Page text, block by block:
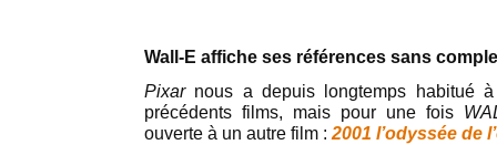
Wall-E affiche ses références sans
Pixarnous a depuis longtemps habitué
précédents films, mais pour une fois
ouverte à un autre film : 2001 l’odyssée de